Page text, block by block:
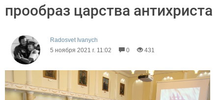
прообраз царства антихриста
Radosvet Ivanych
5 ноября 2021 г. 11:02
0 431